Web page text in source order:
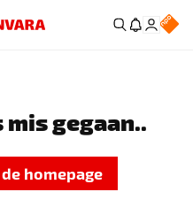
mis gegaan..
homepage